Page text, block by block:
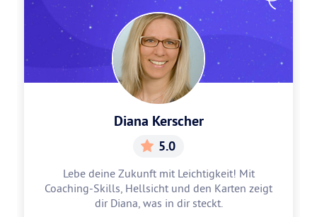
Diana Kerscher
5.0
Lebe deine Zukunft mit Leichtigkeit! Mit
Coaching-Skills, Hellsicht und den Karten zeigt
dir Diana, was in dir steckt.